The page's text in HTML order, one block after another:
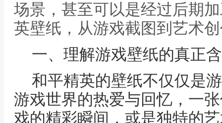
场景，甚至可以是经过后期
英壁纸，从游戏截图到艺术
一、理解游戏壁纸的真正
和平精英的壁纸不仅仅是
游戏世界的热爱与回忆，一
戏的精彩瞬间，或是独特的